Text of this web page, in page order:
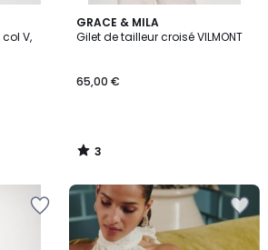
V,
GRACE & MILA
Gilet de tailleur croisé VILMONT
65,00 €
3
/
3
/